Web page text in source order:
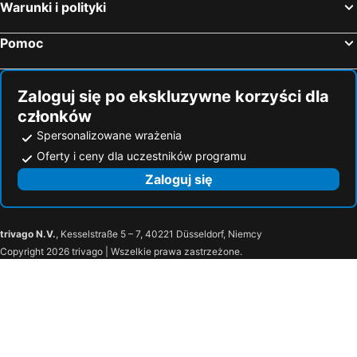
Warunki i polityki
Pomoc
Zaloguj się po ekskluzywne korzyści dla
członków
Spersonalizowane wrażenia
Oferty i ceny dla uczestników programu
Zaloguj się
trivago N.V., Kesselstraße 5 – 7, 40221 Düsseldorf, Niemcy
Copyright 2026 trivago | Wszelkie prawa zastrzeżone.